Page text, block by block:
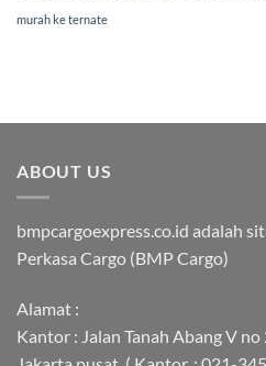
murah ke ternate
ABOUT US
bmpcargoexpress.co.id adalah
Perkasa Cargo (BMP Cargo)
Alamat :
Kantor : Jalan Tanah Abang V